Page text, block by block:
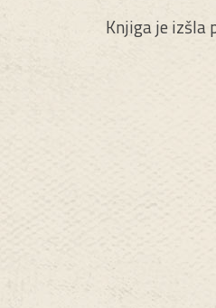
Knjiga je izšla